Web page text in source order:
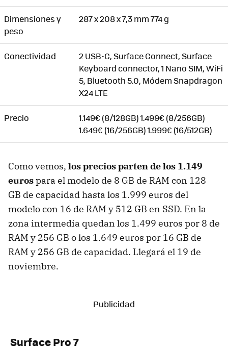
Dimensiones y
peso
287 x 208 x 7,3 mm 774 g
Conectividad
2 USB-C, Surface Connect, Surface
Keyboard connector, 1 Nano SIM, WiFi
5, Bluetooth 5.0, Módem Snapdragon
X24 LTE
Precio
1.149€ (8/128GB) 1.499€ (8/256GB)
1.649€ (16/256GB) 1.999€ (16/512GB)
Como vemos, los precios parten de los 1.149
eurospara el modelo de 8 GB de RAM con 128
GB de capacidad hasta los 1.999 euros del
modelo con 16 de RAM y 512 GB en SSD. En la
zona intermedia quedan los 1.499 euros por 8 de
RAM y 256 GB o los 1.649 euros por 16 GB de
RAM y 256 GB de capacidad. Llegará el 19 de
noviembre.
Surface Pro 7